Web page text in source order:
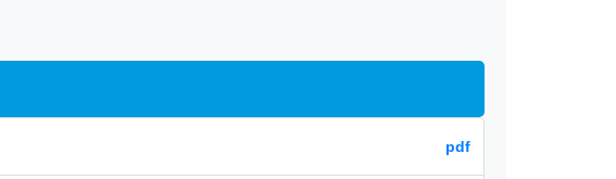
pdf